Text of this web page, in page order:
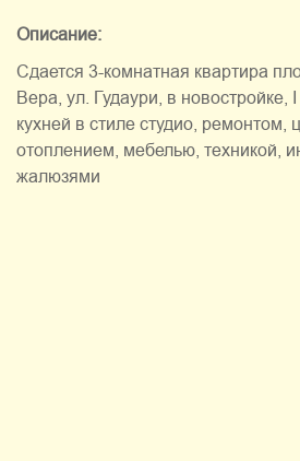
Описание:
Сдается 3-комнатная квартира
Вера, ул. Гудаури, в новостройке,
кухней в стиле студио, ремонтом,
отоплением, мебелью, техникой,
жалюзями